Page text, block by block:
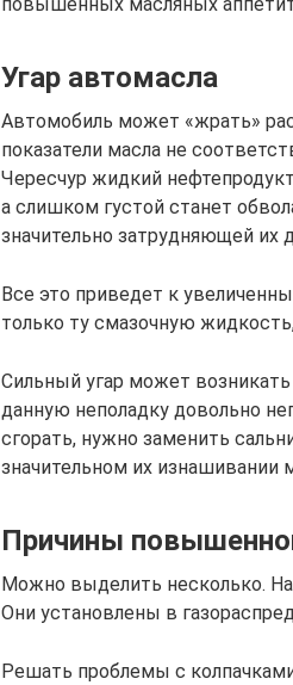
Угар автомасла
Автомобиль может «жрать»
показатели масла не
Чересчур жидкий
а слишком густой станет
значительно затрудняющей их
Все это приведет к
только ту смазочную
Сильный угар может
данную неполадку довольно
сгорать, нужно заменить
значительном их изнашивании
Причины
Можно выделить несколько.
Они установлены в
Решать проблемы с